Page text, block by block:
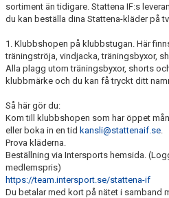
KONTAKT
STATTENA CUP
INTRESSEANMÄLAN SOM TRÄNARE/
INTRESSEANMÄLAN MEDLEM/SPELARE
sortiment än tidigare. Stattena IF:s
du kan beställa dina Stattena-kläder på
1. Klubbshopen på klubbstugan. Här
träningströja, vindjacka, träningsbyxor,
Alla plagg utom träningsbyxor, shorts
klubbmärke och du kan få tryckt ditt
Så här gör du:
Kom till klubbshopen som har öppet
eller boka in en tid kansli@stattenaif.se
Prova kläderna.
Beställning via Intersports hemsida.
medlemspris)
https://team.intersport.se/stattena-if
Du betalar med kort på nätet i samband